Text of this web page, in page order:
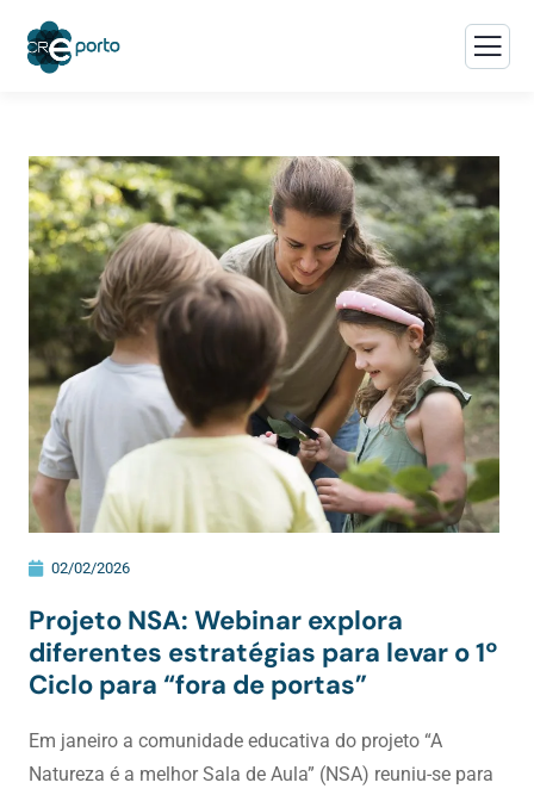
02/02/2026
Projeto NSA: Webinar explora
diferentes estratégias para levar o 1º
Ciclo para “fora de portas”
Em janeiro a comunidade educativa do projeto “A
Natureza é a melhor Sala de Aula” (NSA) reuniu-se para